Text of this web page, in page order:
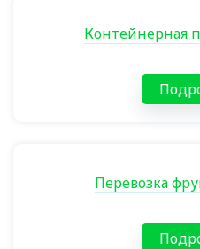
Контейнерная
Перевозка